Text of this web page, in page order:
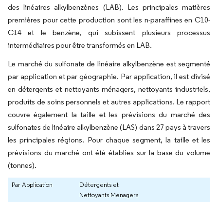
des linéaires alkylbenzènes (LAB). Les principales matières
premières pour cette production sont les n-paraffines en C10-
C14 et le benzène, qui subissent plusieurs processus
intermédiaires pour être transformés en LAB.
Le marché du sulfonate de linéaire alkylbenzène est segmenté
par application et par géographie. Par application, il est divisé
en détergents et nettoyants ménagers, nettoyants industriels,
produits de soins personnels et autres applications. Le rapport
couvre également la taille et les prévisions du marché des
sulfonates de linéaire alkylbenzène (LAS) dans 27 pays à travers
les principales régions. Pour chaque segment, la taille et les
prévisions du marché ont été établies sur la base du volume
(tonnes).
Par Application
Détergents et
Nettoyants Ménagers